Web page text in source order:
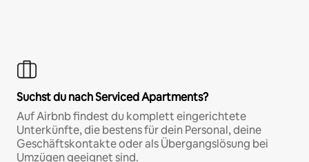
Suchst du nach Serviced Apartments?
Auf Airbnb findest du komplett eingerichtete
Unterkünfte, die bestens für dein Personal, deine
Geschäftskontakte oder als Übergangslösung bei
Umzügen geeignet sind.